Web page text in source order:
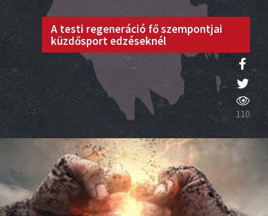
A testi regeneráció fő szempontjai
küzdősport edzéseknél
110